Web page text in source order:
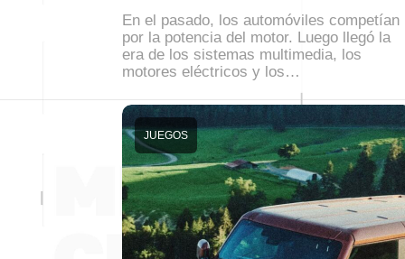
En el pasado, los automóviles competían
por la potencia del motor. Luego llegó la
era de los sistemas multimedia, los
motores eléctricos y los…
JUEGOS